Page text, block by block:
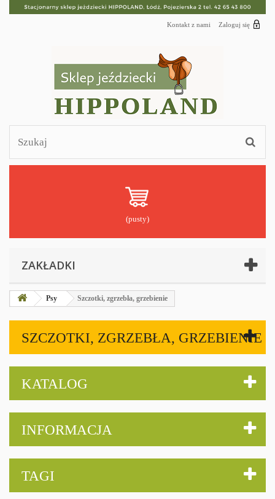
Zaloguj się
Kontakt z nami
(pusty)
ZAKŁADKI
Psy Szczotki, zgrzebła, grzebienie
SZCZOTKI, ZGRZEBŁA, GRZEBIENIE
KATALOG
INFORMACJA
TAGI